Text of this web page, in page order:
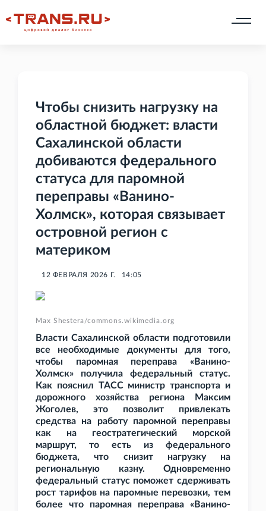
Чтобы снизить нагрузку на
областной бюджет: власти
Сахалинской области
добиваются федерального
статуса для паромной
переправы «Ванино-
Холмск», которая связывает
островной регион с
материком
12 ФЕВРАЛЯ 2026 Г. 14:05
Max Shestera/commons.wikimedia.org
Власти Сахалинской области подготовили
все необходимые документы для того,
чтобы паромная переправа «Ванино-
Холмск» получила федеральный статус.
Как пояснил ТАСС министр транспорта и
дорожного хозяйства региона Максим
Жоголев, это позволит привлекать
средства на работу паромной переправы
как на геостратегический морской
маршрут, то есть из федерального
бюджета, что снизит нагрузку на
региональную казну. Одновременно
федеральный статус поможет сдерживать
рост тарифов на паромные перевозки, тем
более что паромная переправа «Ванино-